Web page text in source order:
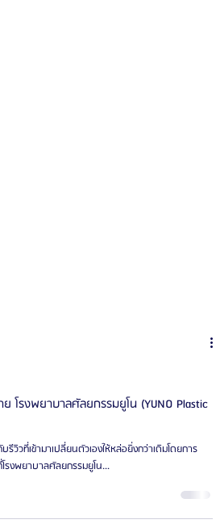
โรงพยาบาลศัลยกรรมยูโน (YUNO Plastic